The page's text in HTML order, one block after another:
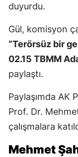
duyurdu.
Gül, komisyon
“Terörsüz bir
02.15 TBMM
paylaştı.
Paylaşımda AK
Prof. Dr.
çalışmalara
Mehmet